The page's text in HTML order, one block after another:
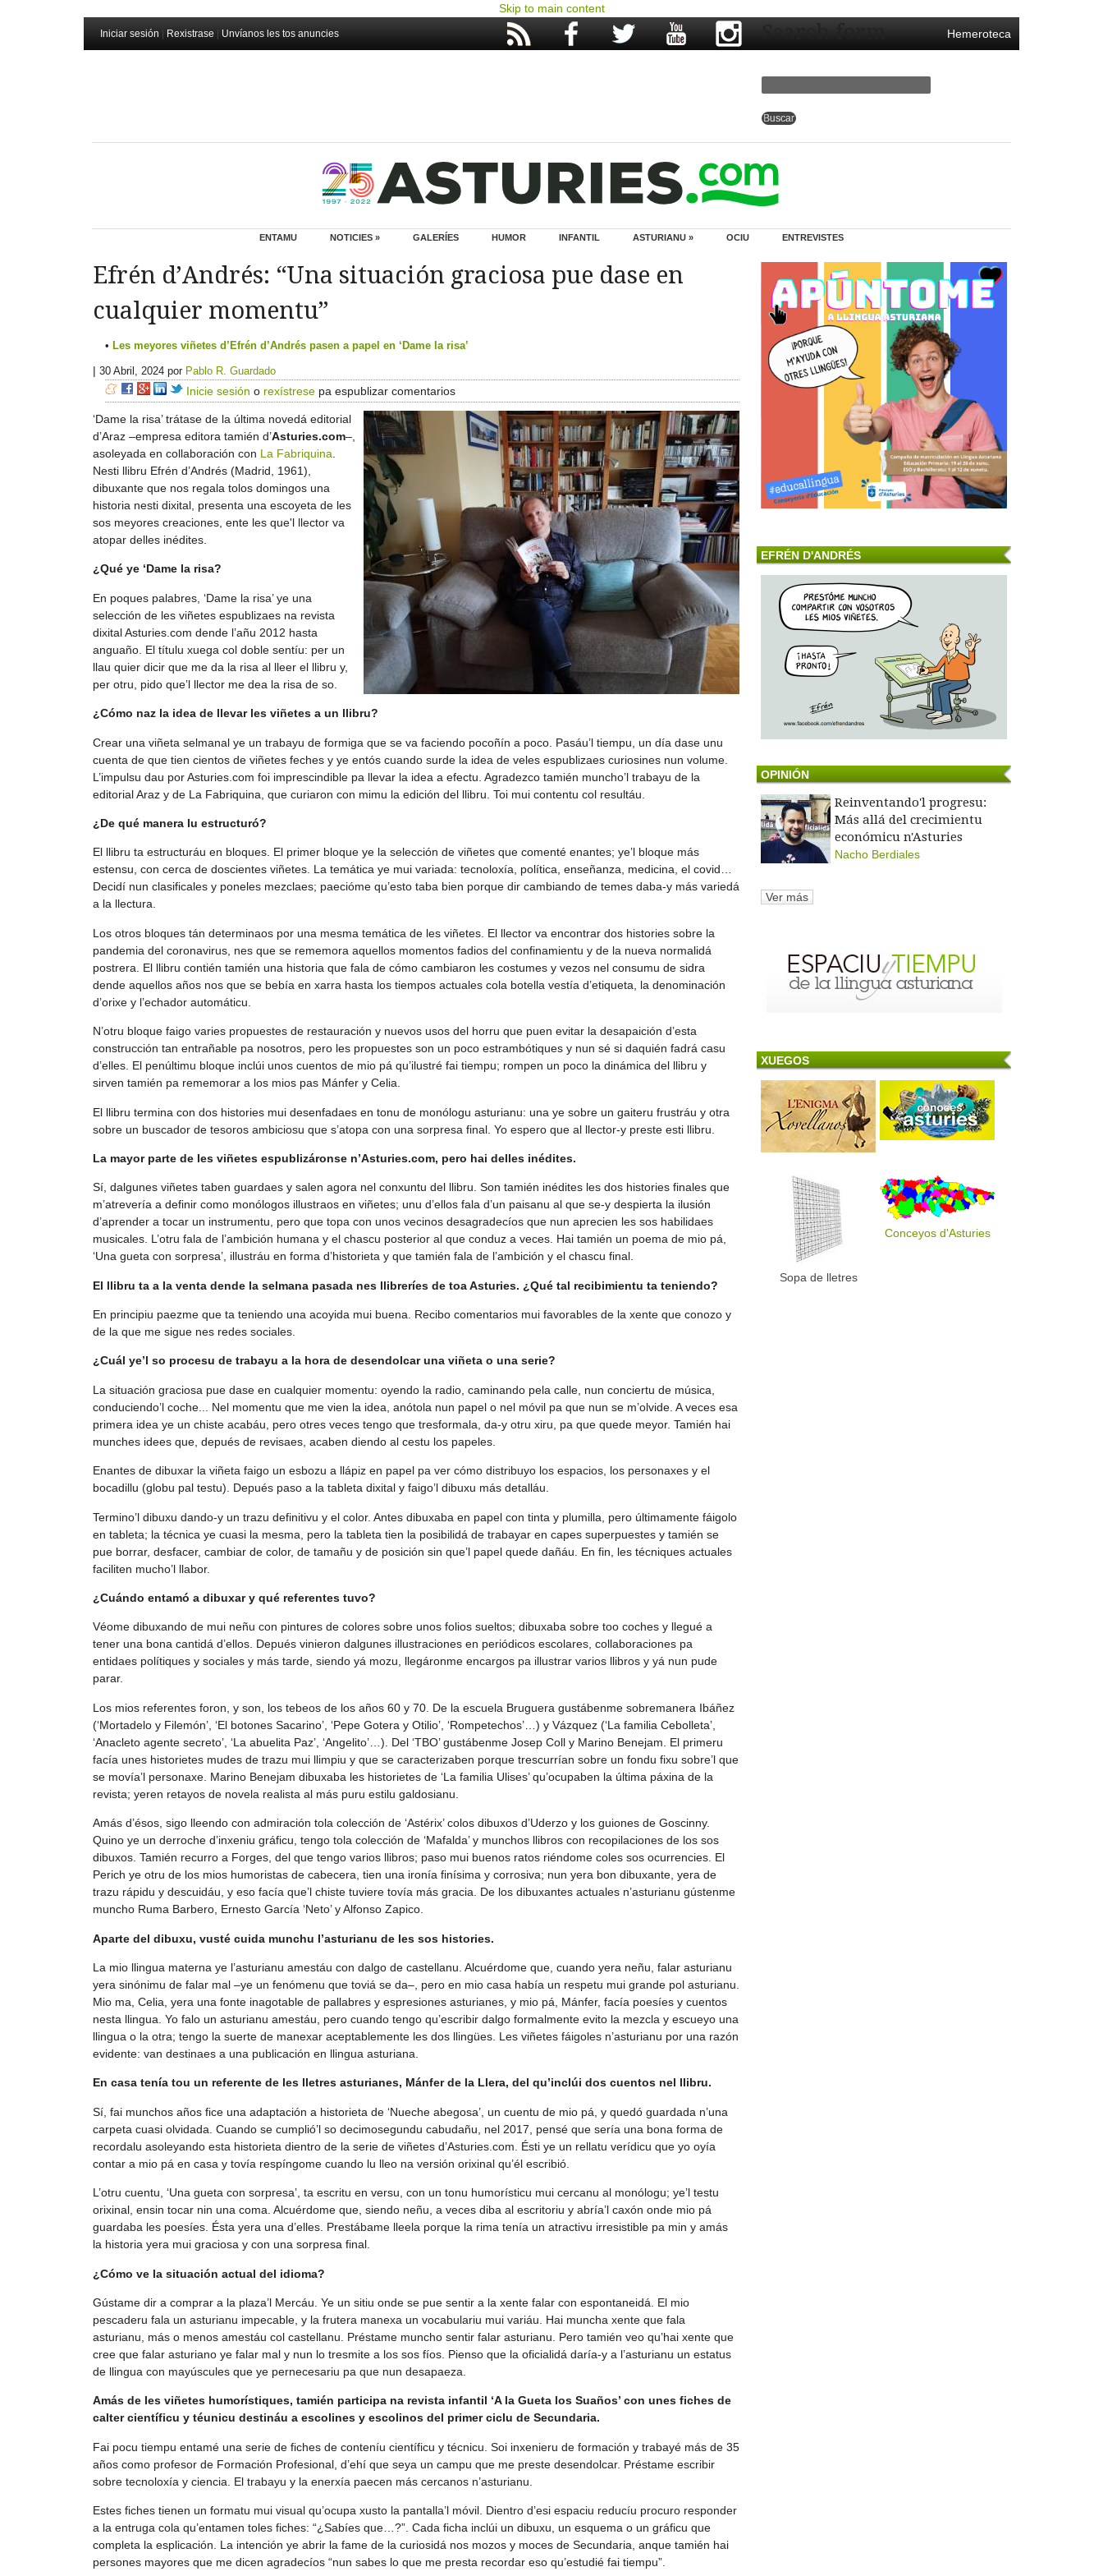
Skip to main content
Iniciar sesión Rexistrase Unvíanos les tos anuncies Hemeroteca
Search form
ENTAMU NOTICIES » GALERÍES HUMOR INFANTIL ASTURIANU » OCIU ENTREVISTES
Efrén d’Andrés: “Una situación graciosa pue dase en
cualquier momentu”
Les meyores viñetes d’Efrén d’Andrés pasen a papel en ‘Dame la risa’
| 30 Abril, 2024 por Pablo R. Guardado
Inicie sesión o rexístrese pa espublizar comentarios
‘Dame la risa’ trátase de la última novedá editorial
d’Araz –empresa editora tamién d’Asturies.com–,
asoleyada en collaboración con La Fabriquina
Nesti llibru Efrén d’Andrés (Madrid, 1961),
dibuxante que nos regala tolos domingos una
historia nesti dixital, presenta una escoyeta de les
sos meyores creaciones, ente les que'l llector va
atopar delles inédites.
¿Qué ye ‘Dame la risa?
En poques palabres, ‘Dame la risa’ ye una
selección de les viñetes espublizaes na revista
dixital Asturies.com dende l’añu 2012 hasta
anguaño. El títulu xuega col doble sentíu: per un
llau quier dicir que me da la risa al lleer el llibru y,
per otru, pido que’l llector me dea la risa de so.
¿Cómo naz la idea de llevar les viñetes a un llibru?
Crear una viñeta selmanal ye un trabayu de formiga que se va faciendo pocoñín a poco. Pasáu’l tiempu, un día dase unu
cuenta de que tien cientos de viñetes feches y ye entós cuando surde la idea de veles espublizaes curiosines nun volume.
L’impulsu dau por Asturies.com foi imprescindible pa llevar la idea a efectu. Agradezco tamién muncho’l trabayu de la
editorial Araz y de La Fabriquina, que curiaron con mimu la edición del llibru. Toi mui contentu col resultáu.
¿De qué manera lu estructuró?
El llibru ta estructuráu en bloques. El primer bloque ye la selección de viñetes que comenté enantes; ye’l bloque más
estensu, con cerca de doscientes viñetes. La temática ye mui variada: tecnoloxía, política, enseñanza, medicina, el covid…
Decidí nun clasificales y poneles mezclaes; paecióme qu’esto taba bien porque dir cambiando de temes daba-y más variedá
a la llectura.
Los otros bloques tán determinaos por una mesma temática de les viñetes. El llector va encontrar dos histories sobre la
pandemia del coronavirus, nes que se rememora aquellos momentos fadios del confinamientu y de la nueva normalidá
postrera. El llibru contién tamién una historia que fala de cómo cambiaron les costumes y vezos nel consumu de sidra
dende aquellos años nos que se bebía en xarra hasta los tiempos actuales cola botella vestía d’etiqueta, la denominación
d’orixe y l’echador automáticu.
N’otru bloque faigo varies propuestes de restauración y nuevos usos del horru que puen evitar la desapaición d’esta
construcción tan entrañable pa nosotros, pero les propuestes son un poco estrambótiques y nun sé si daquién fadrá casu
d’elles. El penúltimu bloque inclúi unos cuentos de mio pá qu’ilustré fai tiempu; rompen un poco la dinámica del llibru y
sirven tamién pa rememorar a los mios pas Mánfer y Celia.
El llibru termina con dos histories mui desenfadaes en tonu de monólogu asturianu: una ye sobre un gaiteru frustráu y otra
sobre un buscador de tesoros ambiciosu que s’atopa con una sorpresa final. Yo espero que al llector-y preste esti llibru.
La mayor parte de les viñetes espublizáronse n’Asturies.com, pero hai delles inédites.
Sí, dalgunes viñetes taben guardaes y salen agora nel conxuntu del llibru. Son tamién inédites les dos histories finales que
m’atrevería a definir como monólogos illustraos en viñetes; unu d’ellos fala d’un paisanu al que se-y despierta la ilusión
d’aprender a tocar un instrumentu, pero que topa con unos vecinos desagradecíos que nun aprecien les sos habilidaes
musicales. L’otru fala de l’ambición humana y el chascu posterior al que conduz a veces. Hai tamién un poema de mio pá,
‘Una gueta con sorpresa’, illustráu en forma d’historieta y que tamién fala de l’ambición y el chascu final.
El llibru ta a la venta dende la selmana pasada nes llibreríes de toa Asturies. ¿Qué tal recibimientu ta teniendo?
En principiu paezme que ta teniendo una acoyida mui buena. Recibo comentarios mui favorables de la xente que conozo y
de la que me sigue nes redes sociales.
¿Cuál ye’l so procesu de trabayu a la hora de desendolcar una viñeta o una serie?
La situación graciosa pue dase en cualquier momentu: oyendo la radio, caminando pela calle, nun conciertu de música,
conduciendo’l coche... Nel momentu que me vien la idea, anótola nun papel o nel móvil pa que nun se m’olvide. A veces esa
primera idea ye un chiste acabáu, pero otres veces tengo que tresformala, da-y otru xiru, pa que quede meyor. Tamién hai
munches idees que, depués de revisaes, acaben diendo al cestu los papeles.
Enantes de dibuxar la viñeta faigo un esbozu a llápiz en papel pa ver cómo distribuyo los espacios, los personaxes y el
bocadillu (globu pal testu). Depués paso a la tableta dixital y faigo’l dibuxu más detalláu.
Termino’l dibuxu dando-y un trazu definitivu y el color. Antes dibuxaba en papel con tinta y plumilla, pero últimamente fáigolo
en tableta; la técnica ye cuasi la mesma, pero la tableta tien la posibilidá de trabayar en capes superpuestes y tamién se
pue borrar, desfacer, cambiar de color, de tamañu y de posición sin que’l papel quede dañáu. En fin, les técniques actuales
faciliten mucho’l llabor.
¿Cuándo entamó a dibuxar y qué referentes tuvo?
Véome dibuxando de mui neñu con pintures de colores sobre unos folios sueltos; dibuxaba sobre too coches y llegué a
tener una bona cantidá d’ellos. Depués vinieron dalgunes illustraciones en periódicos escolares, collaboraciones pa
entidaes polítiques y sociales y más tarde, siendo yá mozu, llegáronme encargos pa illustrar varios llibros y yá nun pude
parar.
Los mios referentes foron, y son, los tebeos de los años 60 y 70. De la escuela Bruguera gustábenme sobremanera Ibáñez
(‘Mortadelo y Filemón’, ‘El botones Sacarino’, ‘Pepe Gotera y Otilio’, ‘Rompetechos’…) y Vázquez (‘La familia Cebolleta’,
‘Anacleto agente secreto’, ‘La abuelita Paz’, ‘Angelito’…). Del ‘TBO’ gustábenme Josep Coll y Marino Benejam. El primeru
facía unes historietes mudes de trazu mui llimpiu y que se caracterizaben porque trescurrían sobre un fondu fixu sobre’l que
se movía’l personaxe. Marino Benejam dibuxaba les historietes de ‘La familia Ulises’ qu’ocupaben la última páxina de la
revista; yeren retayos de novela realista al más puru estilu galdosianu.
Amás d’ésos, sigo lleendo con admiración tola colección de ‘Astérix’ colos dibuxos d’Uderzo y los guiones de Goscinny.
Quino ye un derroche d’inxeniu gráficu, tengo tola colección de ‘Mafalda’ y munchos llibros con recopilaciones de los sos
dibuxos. Tamién recurro a Forges, del que tengo varios llibros; paso mui buenos ratos riéndome coles sos ocurrencies. El
Perich ye otru de los mios humoristas de cabecera, tien una ironía finísima y corrosiva; nun yera bon dibuxante, yera de
trazu rápidu y descuidáu, y eso facía que’l chiste tuviere tovía más gracia. De los dibuxantes actuales n’asturianu gústenme
muncho Ruma Barbero, Ernesto García ‘Neto’ y Alfonso Zapico.
Aparte del dibuxu, vusté cuida munchu l’asturianu de les sos histories.
La mio llingua materna ye l’asturianu amestáu con dalgo de castellanu. Alcuérdome que, cuando yera neñu, falar asturianu
yera sinónimu de falar mal –ye un fenómenu que toviá se da–, pero en mio casa había un respetu mui grande pol asturianu.
Mio ma, Celia, yera una fonte inagotable de pallabres y espresiones asturianes, y mio pá, Mánfer, facía poesíes y cuentos
nesta llingua. Yo falo un asturianu amestáu, pero cuando tengo qu’escribir dalgo formalmente evito la mezcla y escueyo una
llingua o la otra; tengo la suerte de manexar aceptablemente les dos llingües. Les viñetes fáigoles n’asturianu por una razón
evidente: van destinaes a una publicación en llingua asturiana.
En casa tenía tou un referente de les lletres asturianes, Mánfer de la Llera, del qu’inclúi dos cuentos nel llibru.
Sí, fai munchos años fice una adaptación a historieta de ‘Nueche abegosa’, un cuentu de mio pá, y quedó guardada n’una
carpeta cuasi olvidada. Cuando se cumplió’l so decimosegundu cabudañu, nel 2017, pensé que sería una bona forma de
recordalu asoleyando esta historieta dientro de la serie de viñetes d’Asturies.com. Ésti ye un rellatu verídicu que yo oyía
contar a mio pá en casa y tovía respíngome cuando lu lleo na versión orixinal qu’él escribió.
L’otru cuentu, ‘Una gueta con sorpresa’, ta escritu en versu, con un tonu humorísticu mui cercanu al monólogu; ye’l testu
orixinal, ensin tocar nin una coma. Alcuérdome que, siendo neñu, a veces diba al escritoriu y abría’l caxón onde mio pá
guardaba les poesíes. Ésta yera una d’elles. Prestábame lleela porque la rima tenía un atractivu irresistible pa min y amás
la historia yera mui graciosa y con una sorpresa final.
¿Cómo ve la situación actual del idioma?
Gústame dir a comprar a la plaza’l Mercáu. Ye un sitiu onde se pue sentir a la xente falar con espontaneidá. El mio
pescaderu fala un asturianu impecable, y la frutera manexa un vocabulariu mui variáu. Hai muncha xente que fala
asturianu, más o menos amestáu col castellanu. Préstame muncho sentir falar asturianu. Pero tamién veo qu’hai xente que
cree que falar asturiano ye falar mal y nun lo tresmite a los sos fíos. Pienso que la oficialidá daría-y a l’asturianu un estatus
de llingua con mayúscules que ye pernecesariu pa que nun desapaeza.
Amás de les viñetes humorístiques, tamién participa na revista infantil ‘A la Gueta los Suaños’ con unes fiches de
calter científicu y téunicu destináu a escolines y escolinos del primer ciclu de Secundaria.
Fai pocu tiempu entamé una serie de fiches de conteníu científicu y técnicu. Soi inxenieru de formación y trabayé más de 35
años como profesor de Formación Profesional, d’ehí que seya un campu que me preste desendolcar. Préstame escribir
sobre tecnoloxía y ciencia. El trabayu y la enerxía paecen más cercanos n’asturianu.
Estes fiches tienen un formatu mui visual qu’ocupa xusto la pantalla’l móvil. Dientro d’esi espaciu reducíu procuro responder
a la entruga cola qu’entamen toles fiches: “¿Sabíes que…?”. Cada ficha inclúi un dibuxu, un esquema o un gráficu que
completa la esplicación. La intención ye abrir la fame de la curiosidá nos mozos y moces de Secundaria, anque tamién hai
persones mayores que me dicen agradecíos “nun sabes lo que me presta recordar eso qu’estudié fai tiempu”.
EFRÉN D'ANDRÉS
OPINIÓN
Reinventando'l progresu:
Más allá del crecimientu
económicu n'Asturies
Nacho Berdiales
Ver más
XUEGOS
Sopa de lletres
Conceyos d'Asturies